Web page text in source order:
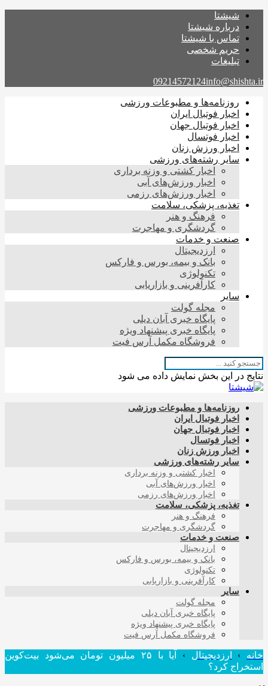
شیشتا
درباره شیشتا
تماس با شیشتا
حریم شخصی
تبلیغات
09214572124info@shishta.ir
روزنامه‌ها و مطبوعات ورزشی
اخبار فوتبال ایران
اخبار فوتبال جهان
اخبار فوتسال
اخبار ورزش زنان
سایر رشته‌های ورزشی
اخبار کشتی و وزنه برداری
اخبار ورزش‌های آبی
اخبار ورزش‌های رزمی
تغذیه، پزشکی، سلامت
فرهنگ و هنر
گردشگری و مهاجرت
صنعت و خدمات
ارزدیجیتال
بانک و بیمه، بورس و فارکس
تکنولوژی
کارآفرینی و بازاریابی
سایر
مجله گولت
پایگاه خبری آبان دیلی
پایگاه خبری پیشنهاد ویژه
فروشگاه مکمل آرس فیت
نتایج در این بخش نمایش داده می شود
روزنامه‌ها و مطبوعات ورزشی
اخبار فوتبال ایران
اخبار فوتبال جهان
اخبار فوتسال
اخبار ورزش زنان
سایر رشته‌های ورزشی
اخبار کشتی و وزنه برداری
اخبار ورزش‌های آبی
اخبار ورزش‌های رزمی
تغذیه، پزشکی، سلامت
فرهنگ و هنر
گردشگری و مهاجرت
صنعت و خدمات
ارزدیجیتال
بانک و بیمه، بورس و فارکس
تکنولوژی
کارآفرینی و بازاریابی
سایر
مجله گولت
پایگاه خبری آبان دیلی
پایگاه خبری پیشنهاد ویژه
فروشگاه مکمل آرس فیت
خانه › ارزدیجیتال ›
آیا با ۲۵ میلیون تومان می‌شود بیت‌کوین
استخراج کرد؟